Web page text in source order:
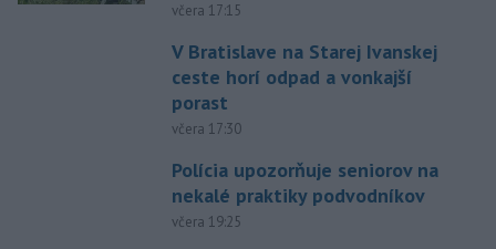
včera 17:15
V Bratislave na Starej Ivanskej
ceste horí odpad a vonkajší
porast
včera 17:30
Polícia upozorňuje seniorov na
nekalé praktiky podvodníkov
včera 19:25